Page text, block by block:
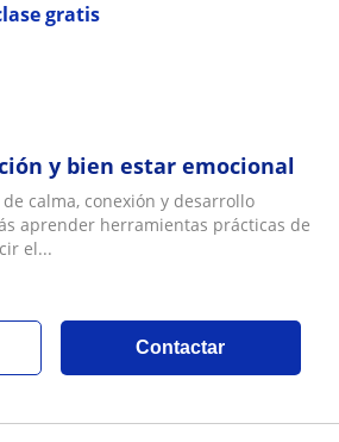
gratis
y bien estar emocional
calma, conexión y desarrollo
aprender herramientas prácticas de
el...
Contactar